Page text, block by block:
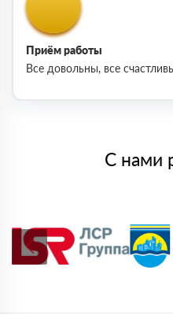
Приём работы
Все довольны, все
С нами